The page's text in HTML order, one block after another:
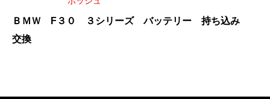
ＢＭＷ F３０ ３シリーズ バッテリー 持ち込み
交換